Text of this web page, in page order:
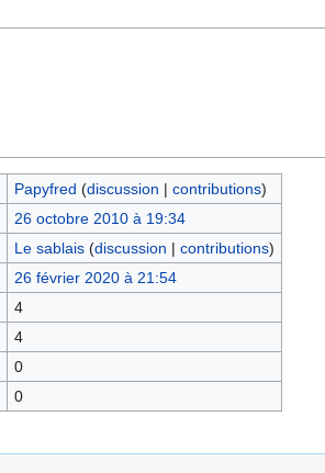
Papyfred (discussion | contributions)
26 octobre 2010 à 19:34
Le sablais (discussion | contributions)
26 février 2020 à 21:54
4
4
0
0